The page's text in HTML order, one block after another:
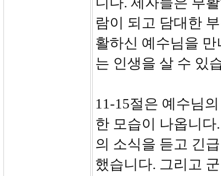
람이 되고 담대한
활하신 예수님을
는 인생을 살 수 있
11-15절은 예수님
한 모습이 나옵니
의 소식을 듣고 긴
했습니다. 그리고